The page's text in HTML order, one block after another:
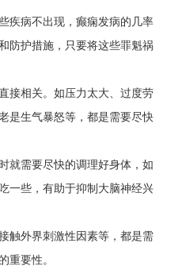
疾病不出现，癫痫发病的几率
防护措施，只要将这些罪魁祸
接相关。如压力太大、过度劳
是生气暴怒等，都是需要尽快
就需要尽快的调理好身体，如
一些，有助于抑制大脑神经兴
触外界刺激性因素等，都是需
重要性。